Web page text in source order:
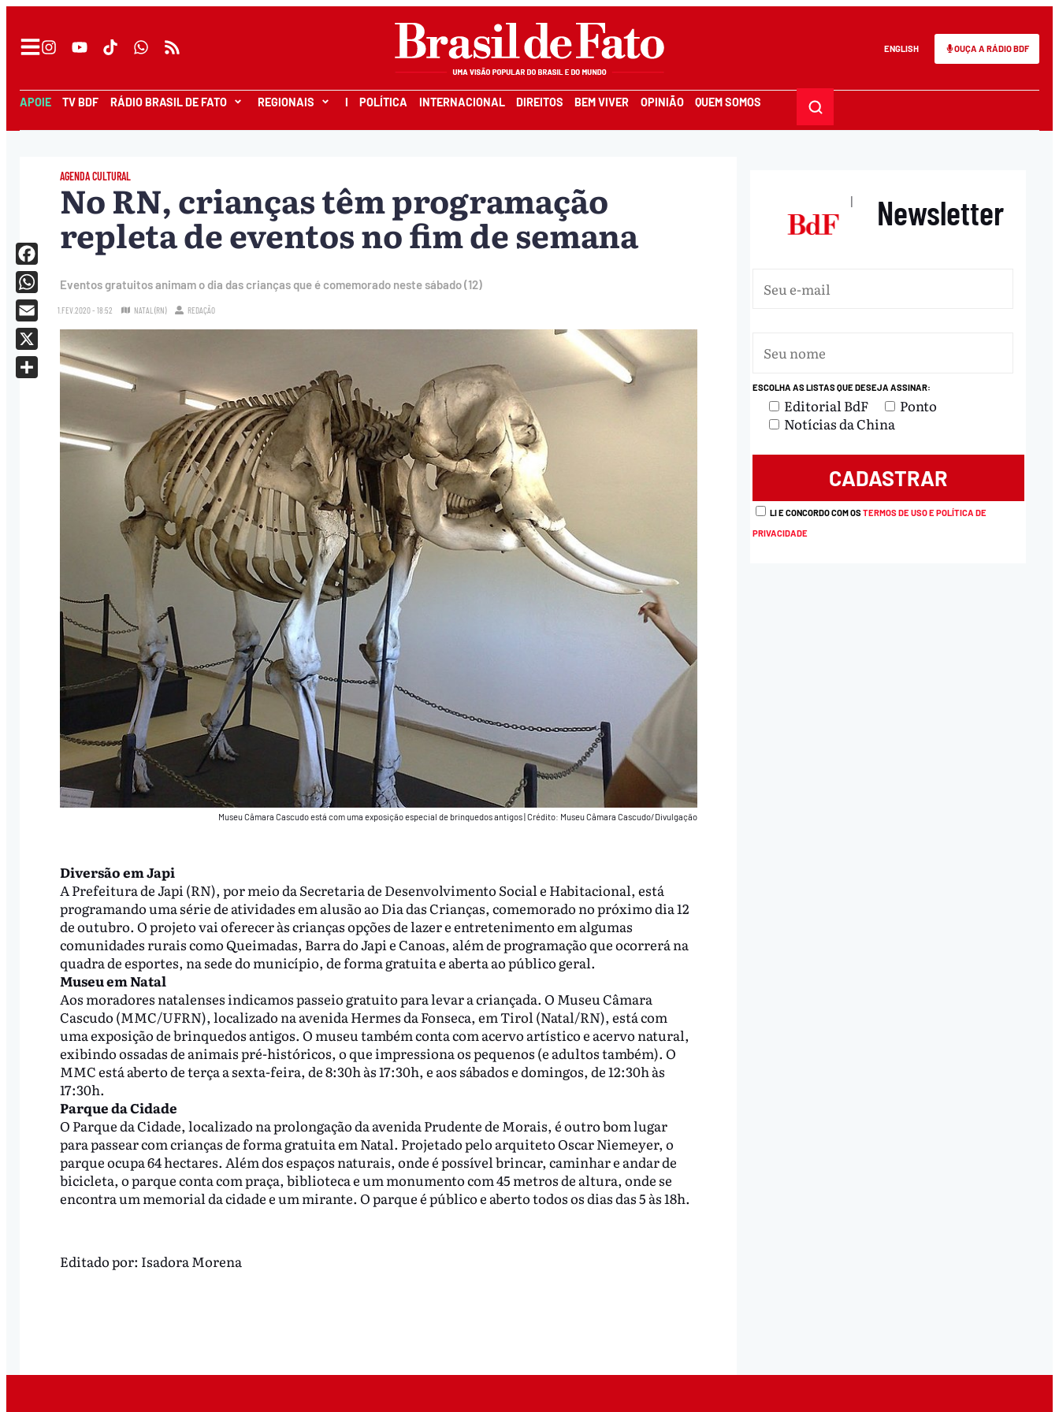
ENGLISH OUÇA A RÁDIO BDF
APOIE TV BDF RÁDIO BRASIL DE FATO REGIONAIS I POLÍTICA INTERNACIONAL DIREITOS BEM VIVER OPINIÃO QUEM SOMOS
AGENDA CULTURAL
No RN, crianças têm programação
repleta de eventos no fim de semana
Eventos gratuitos animam o dia das crianças que é comemorado neste sábado (12)
1.FEV.2020 - 18:52 NATAL (RN) REDAÇÃO
Museu Câmara Cascudo está com uma exposição especial de brinquedos antigos|Crédito: Museu Câmara Cascudo/Divulgação
Diversão em Japi
A Prefeitura de Japi (RN), por meio da Secretaria de Desenvolvimento Social e Habitacional, está
programando uma série de atividades em alusão ao Dia das Crianças, comemorado no próximo dia 12
de outubro. O projeto vai oferecer às crianças opções de lazer e entretenimento em algumas
comunidades rurais como Queimadas, Barra do Japi e Canoas, além de programação que ocorrerá na
quadra de esportes, na sede do município, de forma gratuita e aberta ao público geral.
Museu em Natal
Aos moradores natalenses indicamos passeio gratuito para levar a criançada. O Museu Câmara
Cascudo (MMC/UFRN), localizado na avenida Hermes da Fonseca, em Tirol (Natal/RN), está com
uma exposição de brinquedos antigos. O museu também conta com acervo artístico e acervo natural,
exibindo ossadas de animais pré-históricos, o que impressiona os pequenos (e adultos também). O
MMC está aberto de terça a sexta-feira, de 8:30h às 17:30h, e aos sábados e domingos, de 12:30h às
17:30h.
Parque da Cidade
O Parque da Cidade, localizado na prolongação da avenida Prudente de Morais, é outro bom lugar
para passear com crianças de forma gratuita em Natal. Projetado pelo arquiteto Oscar Niemeyer, o
parque ocupa 64 hectares. Além dos espaços naturais, onde é possível brincar, caminhar e andar de
bicicleta, o parque conta com praça, biblioteca e um monumento com 45 metros de altura, onde se
encontra um memorial da cidade e um mirante. O parque é público e aberto todos os dias das 5 às 18h.
Facebook
WhatsApp
Email
X
Editado por: Isadora Morena
| Newsletter
ESCOLHA AS LISTAS QUE DESEJA ASSINAR:
Editorial BdF
Ponto
Notícias da China
LI E CONCORDO COM OSTERMOS DE USO E POLÍTICA DE
PRIVACIDADE